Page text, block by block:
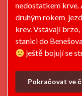
nedostatkem krve.
druhým rokem
krev. Vstávají
stanici do
ještě bojují se
Pokračovat ve